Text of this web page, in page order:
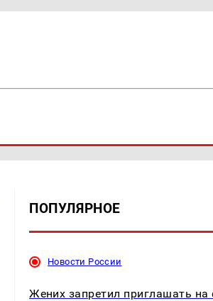
ПОПУЛЯРНОЕ
Новости России
Жених запретил приглашать на